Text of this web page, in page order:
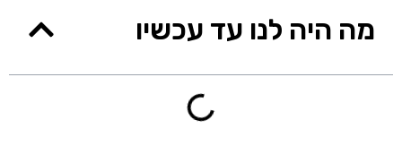
מה היה לנו עד עכשיו